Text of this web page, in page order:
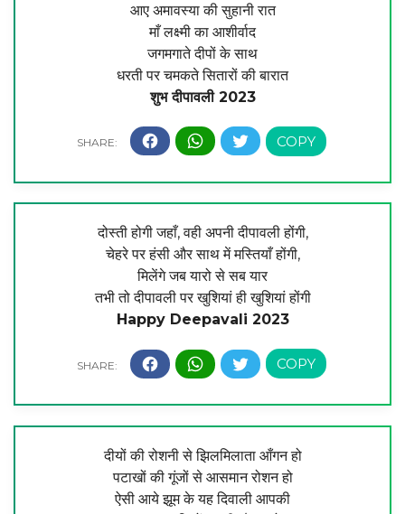
आए अमावस्या की सुहानी रात
माँ लक्ष्मी का आशीर्वाद
जगमगाते दीपों के साथ
धरती पर चमकते सितारों की बारात
शुभ दीपावली 2023
दोस्ती होगी जहाँ, वही अपनी दीपावली होंगी,
चेहरे पर हंसी और साथ में मस्तियाँ होंगी,
मिलेंगे जब यारो से सब यार
तभी तो दीपावली पर खुशियां ही खुशियां होंगी
Happy Deepavali 2023
दीयों की रोशनी से झिलमिलाता आँगन हो
पटाखों की गूंजों से आसमान रोशन हो
ऐसी आये झूम के यह दिवाली आपकी